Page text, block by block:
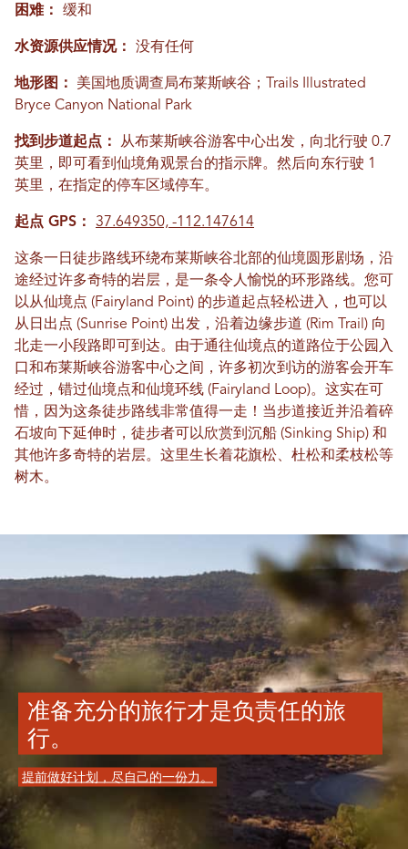
困难： 缓和
水资源供应情况： 没有任何
地形图：
美国地质调查局布莱斯峡谷；Trails Illustrated
Bryce Canyon National Park
找到步道起点：
从布莱斯峡谷游客中心出发，向北行驶 0.7
英里，即可看到仙境角观景台的指示牌。然后向东行驶 1
英里，在指定的停车区域停车。
起点 GPS： 37.649350, -112.147614
这条一日徒步路线环绕布莱斯峡谷北部的仙境圆形剧场，沿
途经过许多奇特的岩层，是一条令人愉悦的环形路线。您可
以从仙境点 (Fairyland Point) 的步道起点轻松进入，也可以
从日出点 (Sunrise Point) 出发，沿着边缘步道 (Rim Trail) 向
北走一小段路即可到达。由于通往仙境点的道路位于公园入
口和布莱斯峡谷游客中心之间，许多初次到访的游客会开车
经过，错过仙境点和仙境环线 (Fairyland Loop)。这实在可
惜，因为这条徒步路线非常值得一走！当步道接近并沿着碎
石坡向下延伸时，徒步者可以欣赏到沉船 (Sinking Ship) 和
其他许多奇特的岩层。这里生长着花旗松、杜松和柔枝松等
树木。
准备充分的旅行才是负责任的旅
行。
提前做好计划，尽自己的一份力。